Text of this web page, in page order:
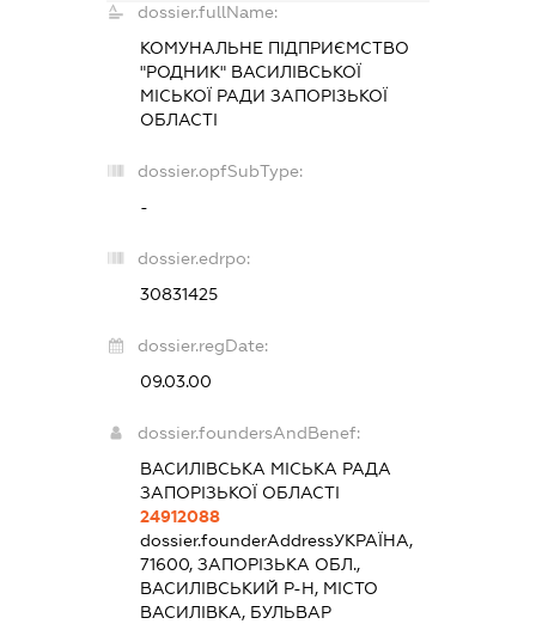
dossier.fullName:
КОМУНАЛЬНЕ ПІДПРИЄМСТВО
"РОДНИК" ВАСИЛІВСЬКОЇ
МІСЬКОЇ РАДИ ЗАПОРІЗЬКОЇ
ОБЛАСТІ
dossier.opfSubType:
-
dossier.edrpo:
30831425
dossier.regDate:
09.03.00
dossier.foundersAndBenef:
ВАСИЛІВСЬКА МІСЬКА РАДА
ЗАПОРІЗЬКОЇ ОБЛАСТІ
24912088
dossier.founderAddressУКРАЇНА,
71600, ЗАПОРІЗЬКА ОБЛ.,
ВАСИЛІВСЬКИЙ Р-Н, МІСТО
ВАСИЛІВКА, БУЛЬВАР